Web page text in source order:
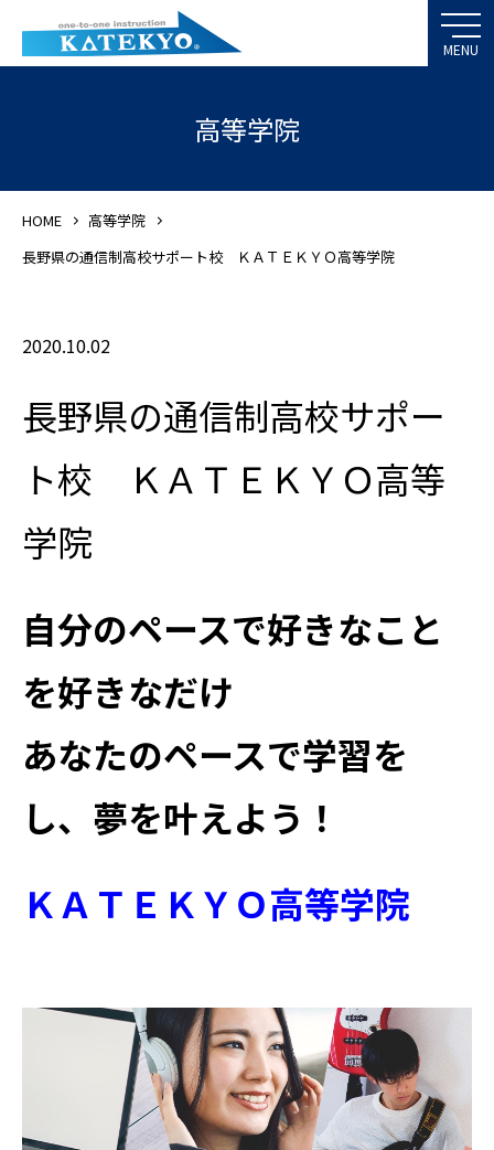
高等学院
HOME
高等学院
長野県の通信制高校サポート校 ＫＡＴＥＫＹＯ高等学院
2020.10.02
長野県の通信制高校サポー
ト校 ＫＡＴＥＫＹＯ高等
学院
自分のペースで好きなこと
を好きなだけ
あなたのペースで学習を
し、夢を叶えよう！
ＫＡＴＥＫＹＯ高等学院